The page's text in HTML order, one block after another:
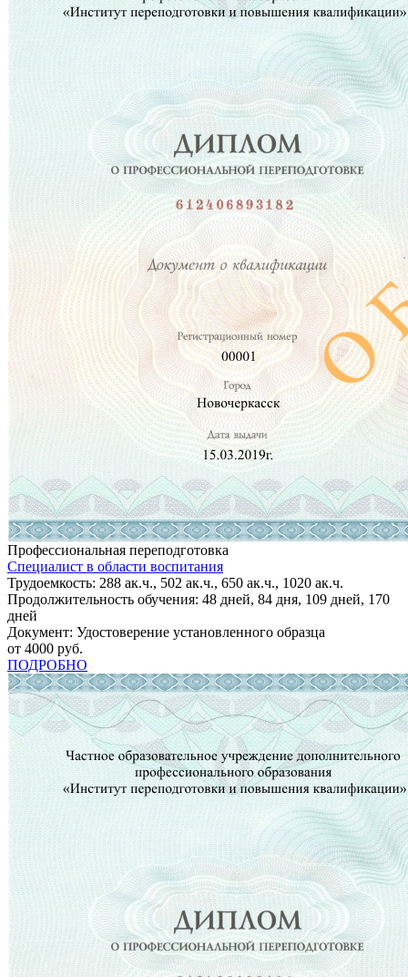
Профессиональная переподготовка
Специалист в области воспитания
Трудоемкость: 288 ак.ч., 502 ак.ч., 650 ак.ч., 1020 ак.ч.
Продолжительность обучения: 48 дней, 84 дня, 109 дней, 170
дней
Документ: Удостоверение установленного образца
от 4000 руб.
ПОДРОБНО